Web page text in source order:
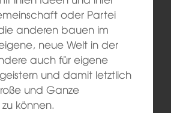
oder Partei
anderen bauen im
neue Welt in der
auch für eigene
und damit letztlich
und Ganze
können.